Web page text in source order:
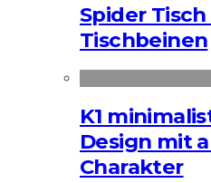
Spider
Tischbeinen
K1
Design mit
Charakter